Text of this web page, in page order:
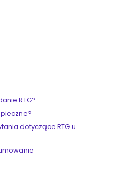
RTG?
dotyczące RTG u